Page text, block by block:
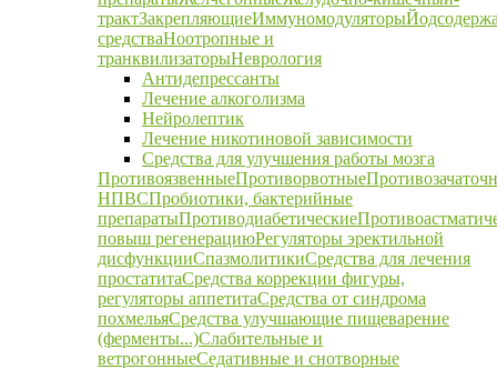
трактЗакрепляющиеИммуномодуляторы
средстваНоотропные и
транквилизаторыНеврология
Антидепрессанты
Лечение алкоголизма
Нейролептик
Лечение никотиновой зависимости
Средства для улучшения работы мозга
ПротивоязвенныеПротиворвотные
НПВСПробиотики, бактерийные
препаратыПротиводиабетические
повыш регенерациюРегуляторы эректильной
дисфункцииСпазмолитикиСредства для лечения
простатитаСредства коррекции фигуры,
регуляторы аппетитаСредства от синдрома
похмельяСредства улучшающие пищеварение
(ферменты...)Слабительные и
ветрогонныеСедативные и снотворные